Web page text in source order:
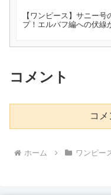
【ワンピース】サニー号
プ！エルバフ編への伏線
コメント
コ
ホーム ワンピー